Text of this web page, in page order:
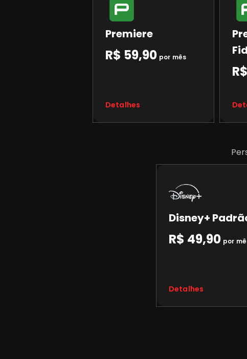
Disney+
R$ 49,90 por
Detalhes
Premiere
R$ 59,90 por mês
Detalhes